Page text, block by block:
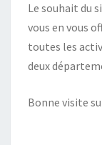
Le souhait du
vous en vous
toutes les
deux
Bonne visite